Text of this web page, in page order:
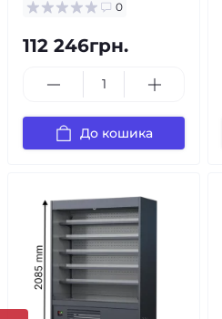
0
112 246грн.
До кошика